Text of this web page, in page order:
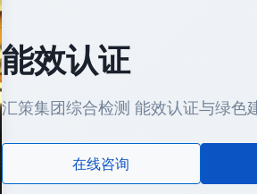
能效认证
汇策集团综合检测 能效认证与绿色
在线咨询